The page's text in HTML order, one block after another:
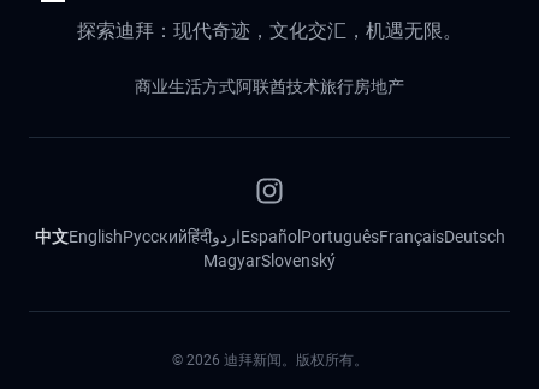
探索迪拜：现代奇迹，文化交汇，机遇无限。
商业生活方式阿联酋技术旅行房地产
中文EnglishРусскийहिंदीاردوEspañol PortuguêsFrançaisDeutsch
MagyarSlovenský
© 2026 迪拜新闻。版权所有。